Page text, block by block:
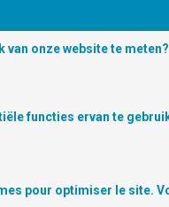
van onze website te meten?
functies ervan te
pour optimiser le site.